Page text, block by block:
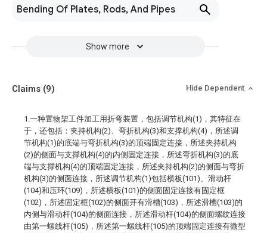
Bending Of Plates, Rods, And Pipes
Show more
Claims (9) Hide Dependent
1.一种置物架工件加工用折弯装置，包括调节机构(1)，其特征在
于，还包括：夹持机构(2)、弯折机构(3)和支撑机构(4)，所述调
节机构(1)的底端与弯折机构(3)的顶端固定连接，所述夹持机构
(2)的侧面与支撑机构(4)的内侧固定连接，所述弯折机构(3)的底
端与支撑机构(4)的顶端固定连接，所述夹持机构(2)的侧面与弯折
机构(3)的侧面连接，所述调节机构(1)包括横板(101)、滑动杆
(104)和压环(109)，所述横板(101)的侧面固定连接有固定框
(102)，所述固定框(102)的侧面开有滑槽(103)，所述滑槽(103)的
内侧与滑动杆(104)的侧面连接，所述滑动杆(104)的侧面螺纹连接
由第一螺线杆(105)，所述第一螺线杆(105)的顶端固定连接有微型